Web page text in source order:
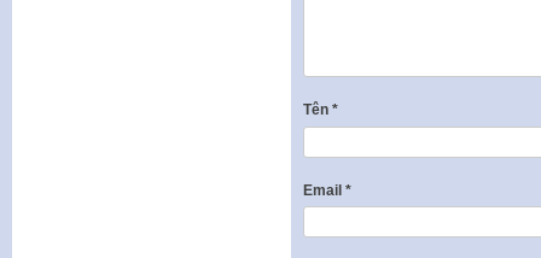
Tên *
Email *